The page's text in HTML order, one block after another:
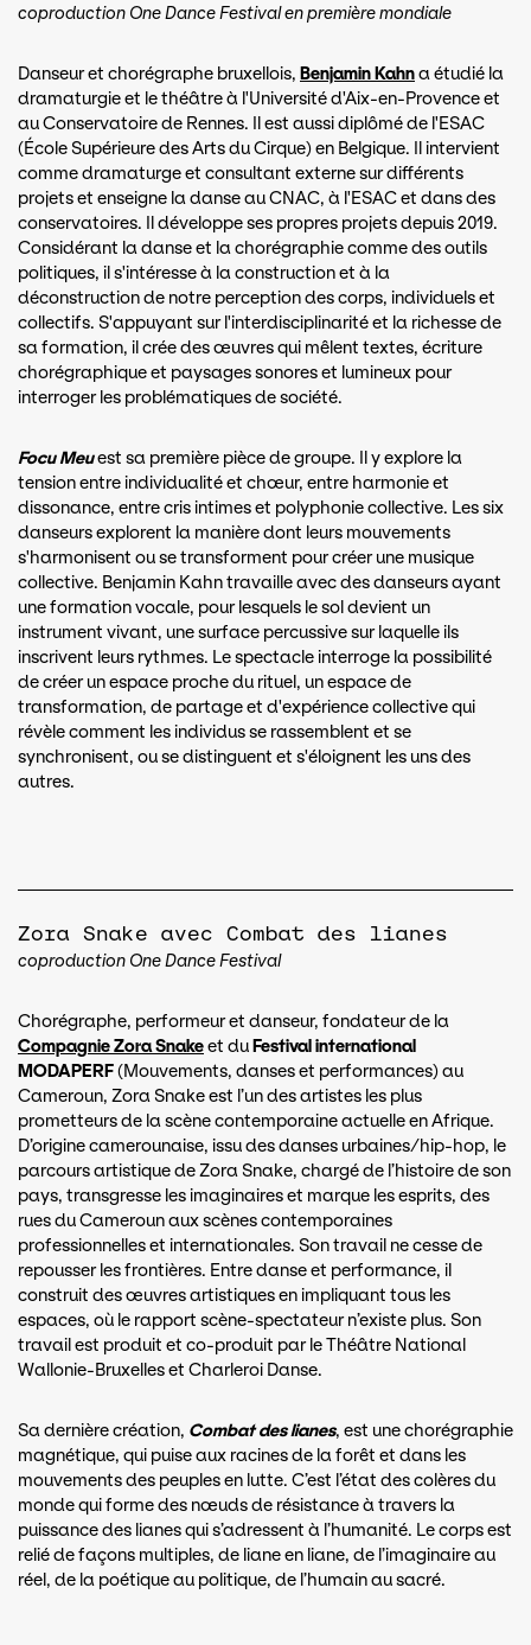
coproduction One Dance Festival en première mondiale
Danseur et chorégraphe bruxellois, Benjamin Kahna étudié la
dramaturgie et le théâtre à l'Université d'Aix-en-Provence et
au Conservatoire de Rennes. Il est aussi diplômé de l'ESAC
(École Supérieure des Arts du Cirque) en Belgique. Il intervient
comme dramaturge et consultant externe sur différents
projets et enseigne la danse au CNAC, à l'ESAC et dans des
conservatoires. Il développe ses propres projets depuis 2019.
Considérant la danse et la chorégraphie comme des outils
politiques, il s'intéresse à la construction et à la
déconstruction de notre perception des corps, individuels et
collectifs. S'appuyant sur l'interdisciplinarité et la richesse de
sa formation, il crée des œuvres qui mêlent textes, écriture
chorégraphique et paysages sonores et lumineux pour
interroger les problématiques de société.
Focu Meuest sa première pièce de groupe. Il y explore la
tension entre individualité et chœur, entre harmonie et
dissonance, entre cris intimes et polyphonie collective. Les six
danseurs explorent la manière dont leurs mouvements
s'harmonisent ou se transforment pour créer une musique
collective. Benjamin Kahn travaille avec des danseurs ayant
une formation vocale, pour lesquels le sol devient un
instrument vivant, une surface percussive sur laquelle ils
inscrivent leurs rythmes. Le spectacle interroge la possibilité
de créer un espace proche du rituel, un espace de
transformation, de partage et d'expérience collective qui
révèle comment les individus se rassemblent et se
synchronisent, ou se distinguent et s'éloignent les uns des
autres.
Zora Snake avec Combat des lianes
coproduction One Dance Festival
Chorégraphe, performeur et danseur, fondateur de la
Compagnie Zora Snakeet du Festival international
MODAPERF(Mouvements, danses et performances) au
Cameroun, Zora Snake est l’un des artistes les plus
prometteurs de la scène contemporaine actuelle en Afrique.
D’origine camerounaise, issu des danses urbaines/hip-hop, le
parcours artistique de Zora Snake, chargé de l’histoire de son
pays, transgresse les imaginaires et marque les esprits, des
rues du Cameroun aux scènes contemporaines
professionnelles et internationales. Son travail ne cesse de
repousser les frontières. Entre danse et performance, il
construit des œuvres artistiques en impliquant tous les
espaces, où le rapport scène-spectateur n’existe plus. Son
travail est produit et co-produit par le Théâtre National
Wallonie-Bruxelles et Charleroi Danse.
Sa dernière création, Combat des lianes, est une chorégraphie
magnétique, qui puise aux racines de la forêt et dans les
mouvements des peuples en lutte. C’est l’état des colères du
monde qui forme des nœuds de résistance à travers la
puissance des lianes qui s’adressent à l’humanité. Le corps est
relié de façons multiples, de liane en liane, de l’imaginaire au
réel, de la poétique au politique, de l’humain au sacré.